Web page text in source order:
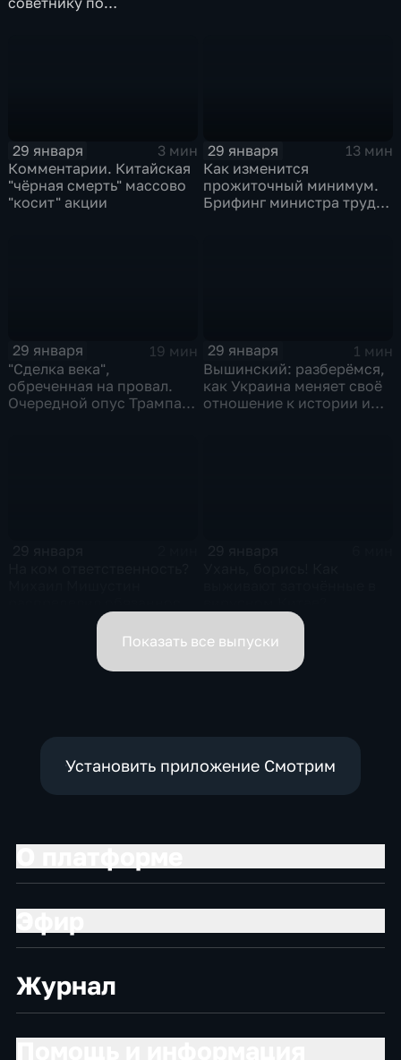
29 января
3 мин
Комментарии. Китайская
"чёрная смерть" массово
"косит" акции
29 января
13 мин
Как изменится
прожиточный минимум.
Брифинг министра труда
29 января
19 мин
"Сделка века",
обреченная на провал.
Очередной опус Трампа.
29 января
1 мин
Вышинский: разберёмся,
как Украина меняет своё
отношение к истории и
вице-премьеров
Показать все выпуски
Установить приложение Смотрим
Журнал